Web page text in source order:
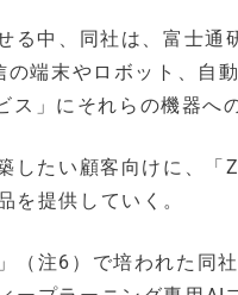
る中、同社は、富士
端末やロボット、自
」にそれらの機器へ
したい顧客向けに、
を提供していく。
（注6）で培われた同